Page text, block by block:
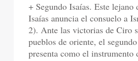
+ Segundo Isaías. Este lejano
Isaías anuncia el consuelo a
2). Ante las victorias de Ciro
pueblos de oriente, el
presenta como el instrumento